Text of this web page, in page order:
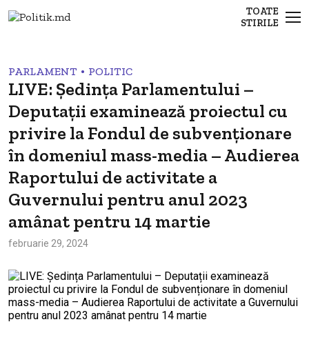
TOATE
STIRILE
PARLAMENT • POLITIC
LIVE: Ședința Parlamentului –
Deputații examinează proiectul cu
privire la Fondul de subvenționare
în domeniul mass-media – Audierea
Raportului de activitate a
Guvernului pentru anul 2023
amânat pentru 14 martie
februarie 29, 2024